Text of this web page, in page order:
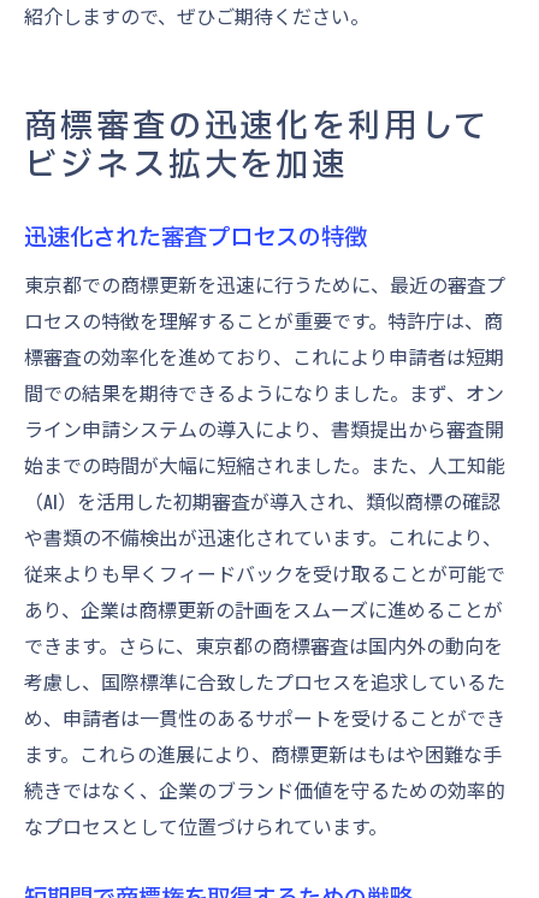
紹介しますので、ぜひご期待ください。
商標審査の迅速化を利用して
ビジネス拡大を加速
迅速化された審査プロセスの特徴
東京都での商標更新を迅速に行うために、最近の審査プ
ロセスの特徴を理解することが重要です。特許庁は、商
標審査の効率化を進めており、これにより申請者は短期
間での結果を期待できるようになりました。まず、オン
ライン申請システムの導入により、書類提出から審査開
始までの時間が大幅に短縮されました。また、人工知能
（AI）を活用した初期審査が導入され、類似商標の確認
や書類の不備検出が迅速化されています。これにより、
従来よりも早くフィードバックを受け取ることが可能で
あり、企業は商標更新の計画をスムーズに進めることが
できます。さらに、東京都の商標審査は国内外の動向を
考慮し、国際標準に合致したプロセスを追求しているた
め、申請者は一貫性のあるサポートを受けることができ
ます。これらの進展により、商標更新はもはや困難な手
続きではなく、企業のブランド価値を守るための効率的
なプロセスとして位置づけられています。